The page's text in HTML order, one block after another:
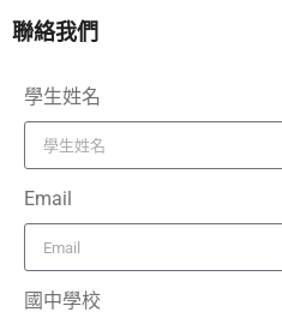
聯絡我們
學生姓名
Email
國中學校